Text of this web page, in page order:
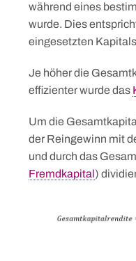
während eines
wurde. Dies
eingesetzten
Je höher die
effizienter wurde das
Um die
der Reingewinn mit
und durch das
Fremdkapital)